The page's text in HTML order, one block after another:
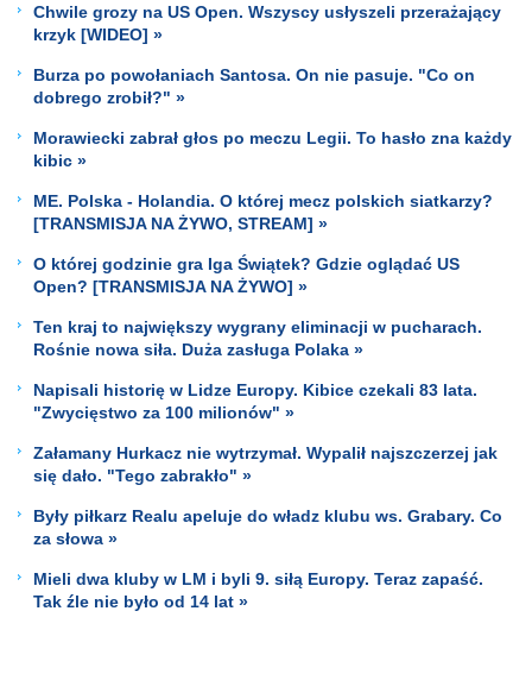
Chwile grozy na US Open. Wszyscy usłyszeli przerażający
krzyk [WIDEO] »
Burza po powołaniach Santosa. On nie pasuje. "Co on
dobrego zrobił?" »
Morawiecki zabrał głos po meczu Legii. To hasło zna każdy
kibic »
ME. Polska - Holandia. O której mecz polskich siatkarzy?
[TRANSMISJA NA ŻYWO, STREAM] »
O której godzinie gra Iga Świątek? Gdzie oglądać US
Open? [TRANSMISJA NA ŻYWO] »
Ten kraj to największy wygrany eliminacji w pucharach.
Rośnie nowa siła. Duża zasługa Polaka »
Napisali historię w Lidze Europy. Kibice czekali 83 lata.
"Zwycięstwo za 100 milionów" »
Załamany Hurkacz nie wytrzymał. Wypalił najszczerzej jak
się dało. "Tego zabrakło" »
Były piłkarz Realu apeluje do władz klubu ws. Grabary. Co
za słowa »
Mieli dwa kluby w LM i byli 9. siłą Europy. Teraz zapaść.
Tak źle nie było od 14 lat »